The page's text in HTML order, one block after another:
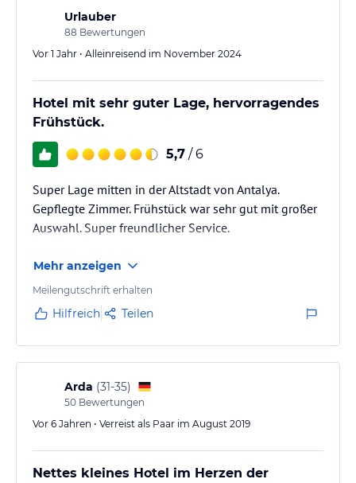
Aktivitäten wie Wassersport, Bootstouren und Wandern. Die 24-
Stunden-Rezeption des Hotels steht Ihnen bei Fragen und
Anliegen gerne zur Verfügung. WLAN nutzen Sie in den
Hinweis:
Verfasst von HolidayCheck mit Hilfe von KI. Alle
Angaben ohne Gewähr. Bitte lies vor der Buchung die
verbindlichenAngebotsdetails
Urlauber
88 Bewertungen
Vor 1 Jahr • Alleinreisend im November 2024
Hotel mit sehr guter Lage, hervorragendes
Frühstück.
5,7 / 6
Super Lage mitten in der Altstadt von Antalya.
Gepflegte Zimmer. Frühstück war sehr gut mit großer
Auswahl. Super freundlicher Service.
Mehr anzeigen
Meilengutschrift erhalten
Hilfreich Teilen
Arda (31-35)
50 Bewertungen
Vor 6 Jahren • Verreist als Paar im August 2019
Nettes kleines Hotel im Herzen der